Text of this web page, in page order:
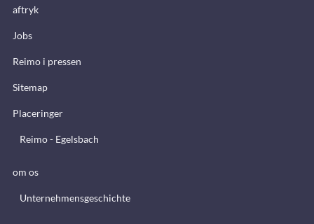
aftryk
Jobs
Reimo i pressen
Sitemap
Placeringer
Reimo - Egelsbach
om os
Unternehmensgeschichte